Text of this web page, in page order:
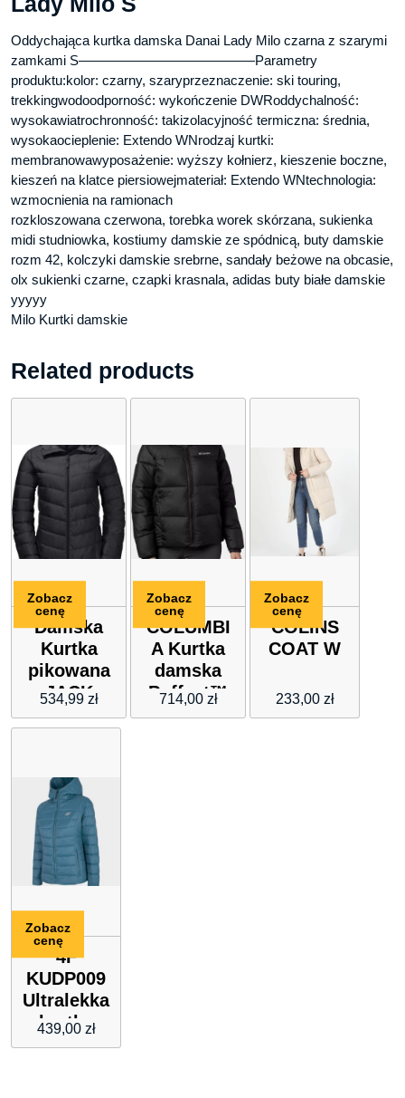
Oddychająca kurtka damska Danai Lady Milo czarna z szarymi
zamkami S—————————————Parametry
produktu:kolor: czarny, szaryprzeznaczenie: ski touring,
trekkingwodoodporność: wykończenie DWRoddychalność:
wysokawiatrochronność: takizolacyjność termiczna: średnia,
wysokaocieplenie: Extendo WNrodzaj kurtki:
membranowawyposażenie: wyższy kołnierz, kieszenie boczne,
kieszeń na klatce piersiowejmateriał: Extendo WNtechnologia:
wzmocnienia na ramionach
rozkloszowana czerwona, torebka worek skórzana, sukienka
midi studniowka, kostiumy damskie ze spódnicą, buty damskie
rozm 42, kolczyki damskie srebrne, sandały beżowe na obcasie,
olx sukienki czarne, czapki krasnala, adidas buty białe damskie
yyyyy
Milo Kurtki damskie
Related products
Damska
Kurtka
pikowana
JACK
WOLFSKIN
HELIUM
1203641-
6353
534,99 zł
Zobacz
cenę
COLUMBI
A Kurtka
damska
Puffect™
Jacket
714,00 zł
Zobacz
cenę
COLINS
COAT W
233,00 zł
Zobacz
cenę
4F
KUDP009
Ultralekka
kurtka
damska
439,00 zł
Zobacz
cenę